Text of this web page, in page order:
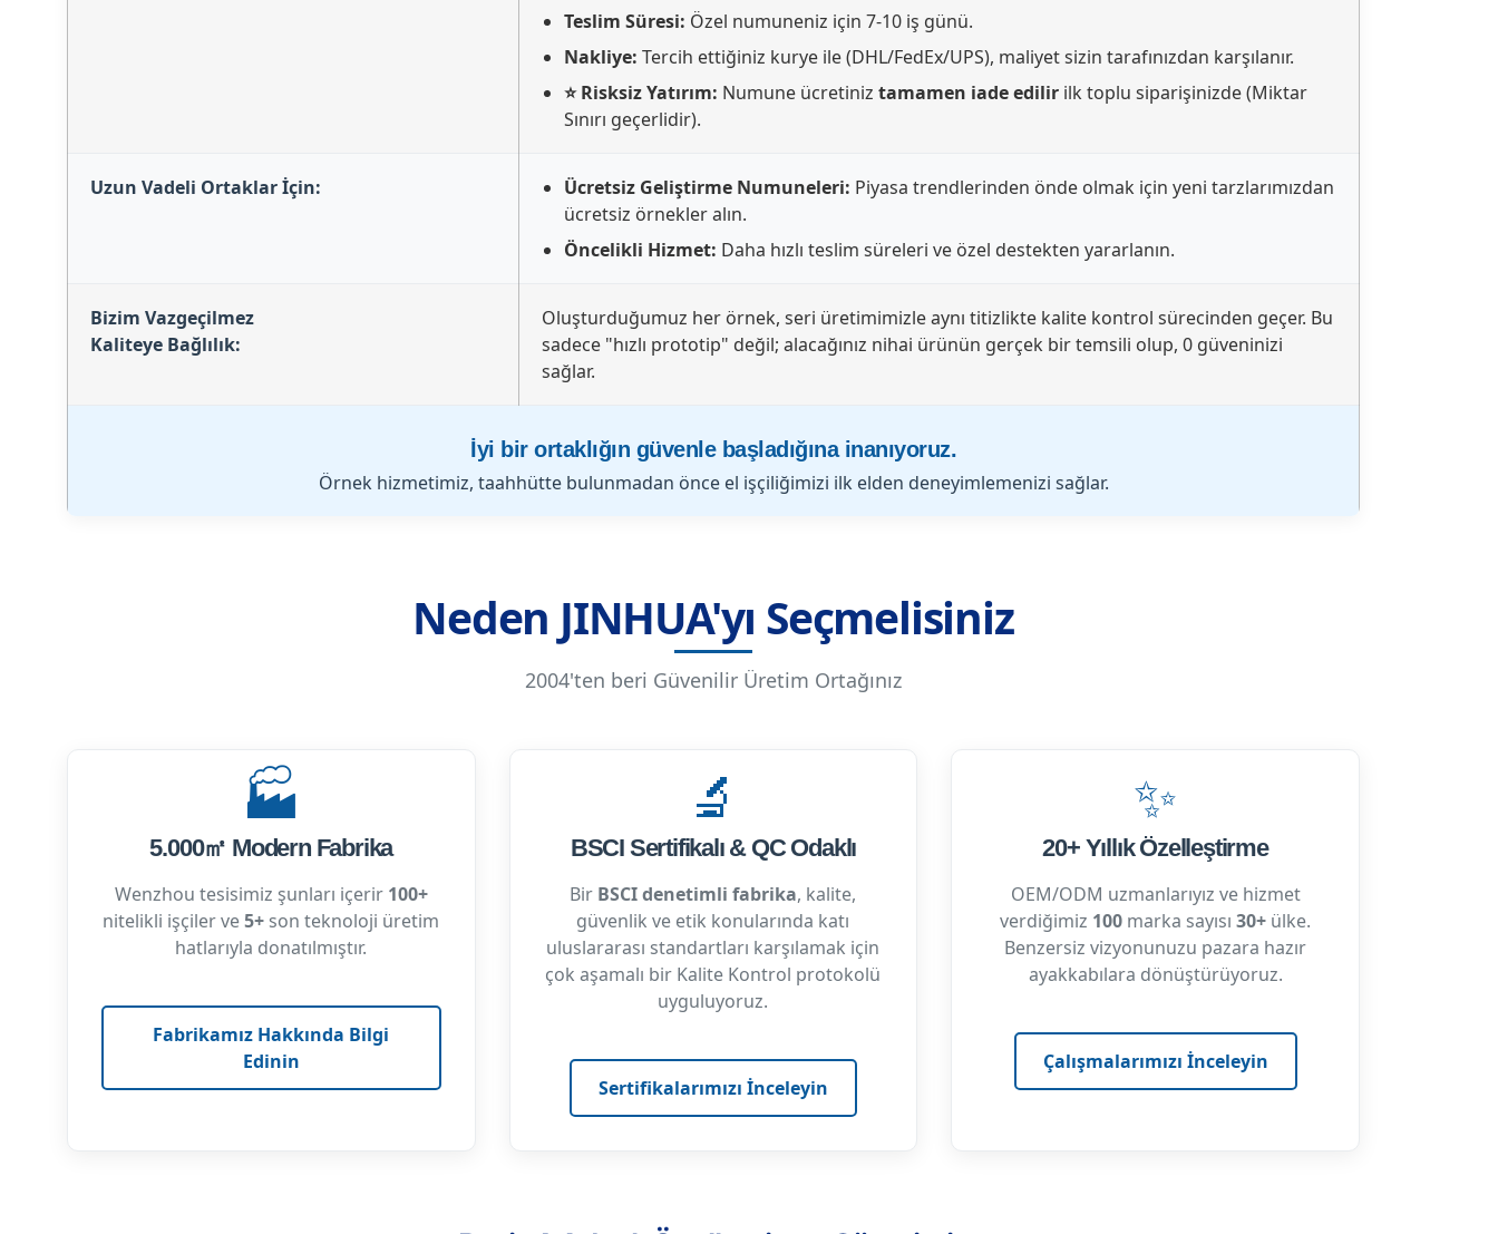
Teslim Süresi: Özel numuneniz için 7-10 iş günü.
Nakliye: Tercih ettiğiniz kurye ile (DHL/FedEx/UPS), maliyet sizin tarafınızdan karşılanır.
⭐ Risksiz Yatırım: Numune ücretiniz tamamen iade edilir ilk toplu siparişinizde (Miktar
Sınırı geçerlidir).
Uzun Vadeli Ortaklar İçin: Ücretsiz Geliştirme Numuneleri: Piyasa trendlerinden önde olmak için yeni tarzlarımızdan
ücretsiz örnekler alın.
Öncelikli Hizmet: Daha hızlı teslim süreleri ve özel destekten yararlanın.
Bizim Vazgeçilmez
Kaliteye Bağlılık:
Oluşturduğumuz her örnek, seri üretimimizle aynı titizlikte kalite kontrol sürecinden geçer. Bu
sadece "hızlı prototip" değil; alacağınız nihai ürünün gerçek bir temsili olup, 0 güveninizi
sağlar.
İyi bir ortaklığın güvenle başladığına inanıyoruz.
Örnek hizmetimiz, taahhütte bulunmadan önce el işçiliğimizi ilk elden deneyimlemenizi sağlar.
Neden JINHUA'yı Seçmelisiniz
2004'ten beri Güvenilir Üretim Ortağınız
🏭
5.000㎡ Modern Fabrika
Wenzhou tesisimiz şunları içerir 100+
nitelikli işçiler ve5+ son teknoloji üretim
hatlarıyla donatılmıştır.
Fabrikamız Hakkında Bilgi
Edinin
🔬
BSCI Sertifikalı & QC Odaklı
Bir BSCI denetimli fabrika, kalite,
güvenlik ve etik konularında katı
uluslararası standartları karşılamak için
çok aşamalı bir Kalite Kontrol protokolü
uyguluyoruz.
Sertifikalarımızı İnceleyin
✨
20+ Yıllık Özelleştirme
OEM/ODM uzmanlarıyız ve hizmet
verdiğimiz 100 marka sayısı30+ ülke.
Benzersiz vizyonunuzu pazara hazır
ayakkabılara dönüştürüyoruz.
Çalışmalarımızı İnceleyin